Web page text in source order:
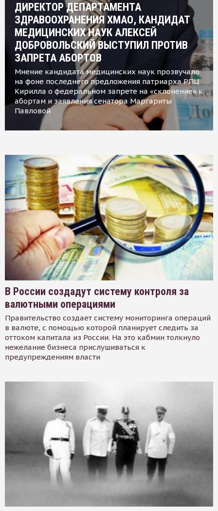
ДИРЕКТОР ДЕПАРТАМЕНТА
ЗДРАВООХРАНЕНИЯ ХМАО, КАНДИДАТ
МЕДИЦИНСКИХ НАУК АЛЕКСЕЙ
ДОБРОВОЛЬСКИЙ ВЫСТУПИЛ ПРОТИВ
ЗАПРЕТА АБОРТОВ
Мнение кандидата медицинских наук прозвучало
на фоне последнего предложения патриарха РПЦ
Кирилла о федеральном запрете на «склонение» к
абортам и заявления сенатора Маргариты
Павловой
В России создадут систему контроля за
валютными операциями
Правительство создает систему мониторинга операций
в валюте, с помощью которой планирует следить за
оттоком капитала из России. На это кабмин толкнуло
нежелание бизнеса прислушиваться к
предупреждениям власти